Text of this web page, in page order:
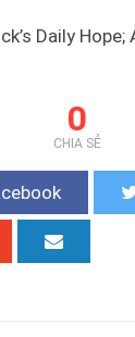
Daily Hope;
0
CHIA SẺ